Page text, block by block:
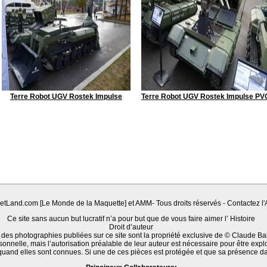
Terre Robot UGV Rostek Impulse Terre Robot UGV Rostek Impulse
[Le Monde de la Maquette] et AMM- Tous droits réservés - Contactez
Ce site sans aucun but lucratif n’a pour but que de vous faire aimer l’ Histoire
Droit d’auteur
photographies publiées sur ce site sont la propriété exclusive de © Claude
mais l’autorisation préalable de leur auteur est nécessaire pour être
elles sont connues. Si une de ces pièces est protégée et que sa présence